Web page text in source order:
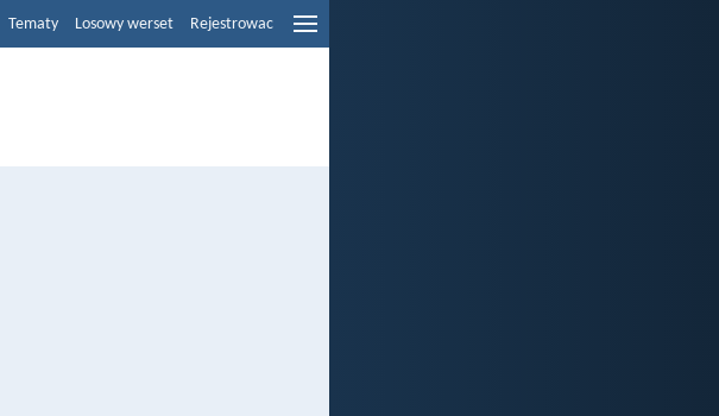
Tematy Losowy werset Rejestrowac